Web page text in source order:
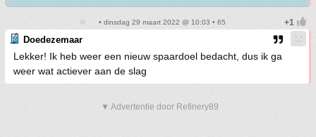
• dinsdag 29 maart 2022 @ 10:03 • 65
Doedezemaar
Lekker! Ik heb weer een nieuw spaardoel bedacht, dus ik ga
weer wat actiever aan de slag
▼ Advertentie door Refinery89